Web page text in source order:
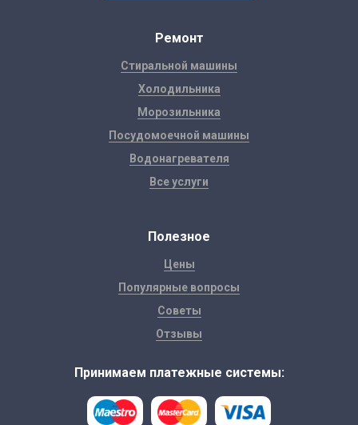
Ремонт
Стиральной машины
Холодильника
Морозильника
Посудомоечной машины
Водонагревателя
Все услуги
Полезное
Цены
Популярные вопросы
Советы
Отзывы
Принимаем платежные системы: